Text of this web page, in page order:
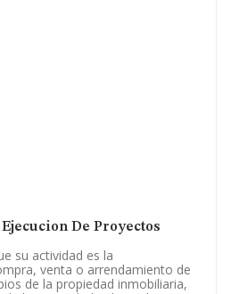
De Proyectos
su actividad es la
venta o arrendamiento de
de la propiedad inmobiliaria,